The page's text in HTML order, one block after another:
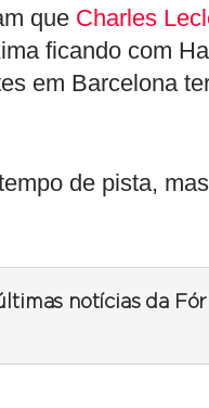
que Charles
ficando com
em Barcelona
de pista,
notícias da